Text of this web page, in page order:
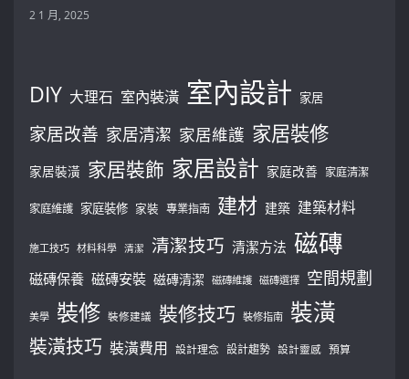
2 1 月, 2025
DIY 大理石 室內裝潢 室內設計 家居
家居改善 家居清潔 家居維護 家居裝修
家居裝潢 家居裝飾 家居設計 家庭改善 家庭清潔
家庭維護 家庭裝修 家裝 專業指南 建材 建築 建築材料
施工技巧 材料科學 清潔 清潔技巧 清潔方法 磁磚
磁磚保養 磁磚安裝 磁磚清潔 磁磚維護 磁磚選擇 空間規劃
美學 裝修 裝修建議 裝修技巧 裝修指南 裝潢
裝潢技巧 裝潢費用 設計理念 設計趨勢 設計靈感 預算